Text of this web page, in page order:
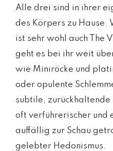
Alle drei sind in ihrer
des Körpers zu Hause.
ist sehr wohl auch The
geht es bei ihr weit
wie Miniröcke und
oder opulente
subtile,
oft verführerischer und
auffällig zur Schau
gelebter Hedonismus.